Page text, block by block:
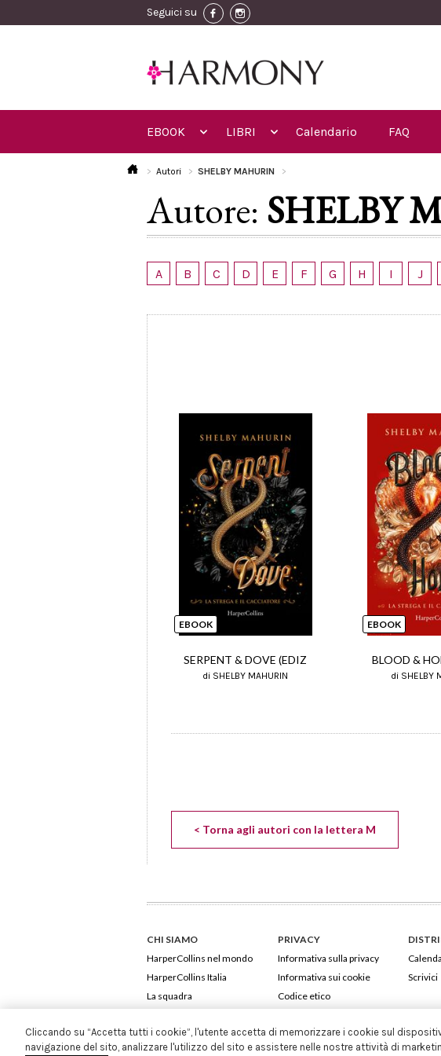
Seguici su
EBOOK LIBRI Calendario FAQ
Autori SHELBY MAHURIN
Autore: SHELBY
A B C D E F G H I J
EBOOK
SERPENT & DOVE (EDIZ
di SHELBY MAHURIN
EBOOK
BLOOD &
di SHELBY
< Torna agli autori con la lettera M
CHI SIAMO
HarperCollins nel mondo
HarperCollins Italia
La squadra
PRIVACY
Informativa sulla privacy
Informativa sui cookie
Codice etico
Scrivici
Cliccando su “Accetta tutti i cookie”, l'utente accetta di memorizzare i cookie sul
navigazione del sito, analizzare l'utilizzo del sito e assistere nelle nostre attività di